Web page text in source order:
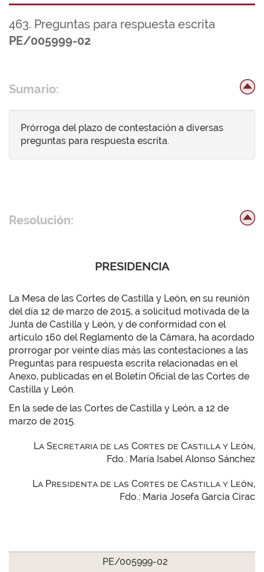
463. Preguntas para respuesta escrita
PE/005999-02
Sumario:
Prórroga del plazo de contestación a diversas
preguntas para respuesta escrita.
Resolución:
PRESIDENCIA
La Mesa de las Cortes de Castilla y León, en su reunión
del día 12 de marzo de 2015, a solicitud motivada de la
Junta de Castilla y León, y de conformidad con el
artículo 160 del Reglamento de la Cámara, ha acordado
prorrogar por veinte días más las contestaciones a las
Preguntas para respuesta escrita relacionadas en el
Anexo, publicadas en el Boletín Oficial de las Cortes de
Castilla y León.
En la sede de las Cortes de Castilla y León, a 12 de
marzo de 2015.
La Secretaria de las Cortes de Castilla y León,
Fdo.: María Isabel Alonso Sánchez
La Presidenta de las Cortes de Castilla y León,
Fdo.: María Josefa García Cirac
PE/005999-02